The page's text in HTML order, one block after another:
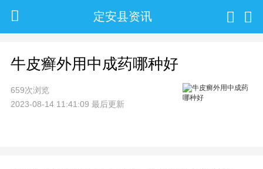
定安县资讯
牛皮癣外用中成药哪种好
659次浏览
2023-08-14 11:41:09 最后更新